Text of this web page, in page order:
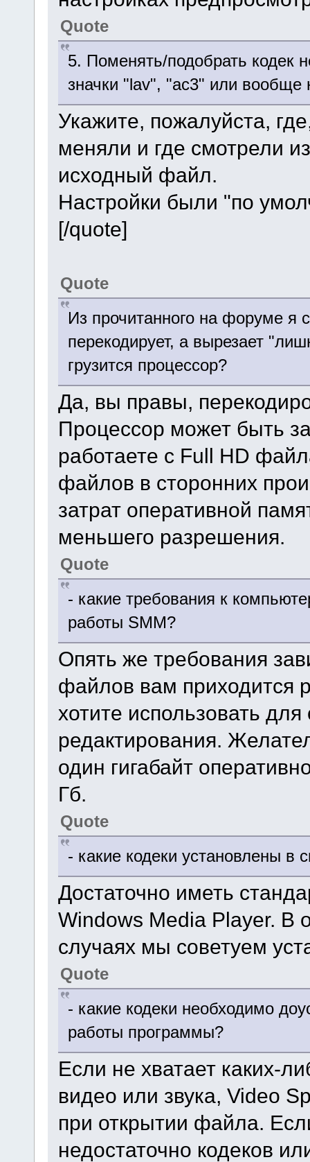
Quote
5. Поменять/подобрать кодек
значки "lav", "ac3" или вообще
Укажите, пожалуйста,
меняли и где смотрели
исходный файл.
Настройки были "по
[/quote]
Quote
Из прочитанного на форуме я
перекодирует, а вырезает
грузится процессор?
Да, вы правы,
Процессор может быть
работаете с Full HD
файлов в сторонних
затрат оперативной
меньшего разрешения.
Quote
- какие требования к
работы SMM?
Опять же требования
файлов вам приходится
хотите использовать
редактирования.
один гигабайт
Гб.
Quote
- какие кодеки установлены в
Достаточно иметь
Windows Media Player. В
случаях мы советуем
Quote
- какие кодеки необходимо
работы программы?
Если не хватает каких-
видео или звука, Video
при открытии файла.
недостаточно кодеков